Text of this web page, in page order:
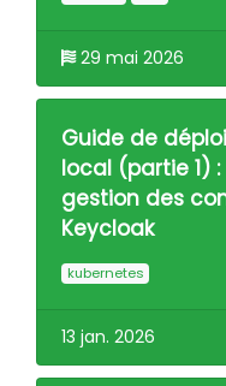
29 mai 2026
Guide de
local (partie 1)
gestion des
Keycloak
kubernetes
13 jan. 2026